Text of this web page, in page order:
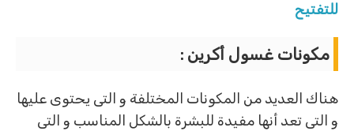
للتفتيح
مكونات غسول أكرين :
هناك العديد من المكونات المختلفة و التى يحتوى عليها
و التى تعد أنها مفيدة للبشرة بالشكل المناسب و التى